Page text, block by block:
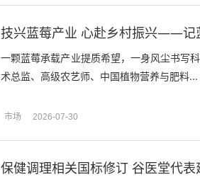
技兴蓝莓产业 心赴乡村振兴——记
一颗蓝莓承载产业提质希望，一身风尘书写
术总监、高级农艺师、中国植物营养与肥料...
市场 2026-07-30
保健调理相关国标修订 谷医堂代